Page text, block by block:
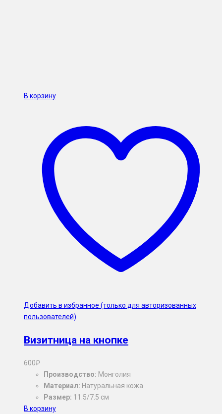
В корзину
Добавить в избранное (только для авторизованных
пользователей)
Визитница на кнопке
600₽
Производство: Монголия
Материал: Натуральная кожа
Размер: 11.5/7.5 см
В корзину